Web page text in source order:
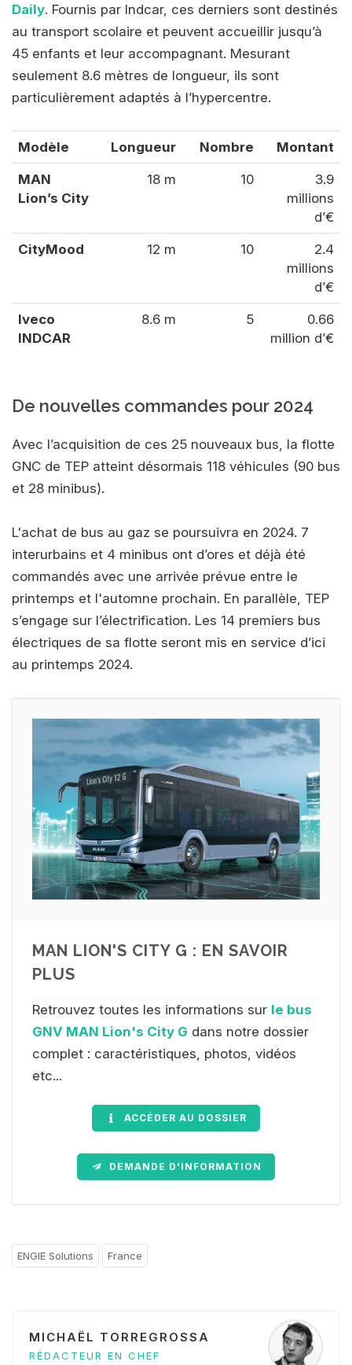
Daily. Fournis par Indcar, ces derniers sont destinés
au transport scolaire et peuvent accueillir jusqu’à
45 enfants et leur accompagnant. Mesurant
seulement 8.6 mètres de longueur, ils sont
particulièrement adaptés à l’hypercentre.
Modèle Longueur Nombre Montant
MAN
Lion’s City
18 m 10
3.9
millions
d’€
CityMood 12 m 10
2.4
millions
d’€
Iveco
INDCAR
8.6 m 5
0.66
million d’€
De nouvelles commandes pour 2024
Avec l’acquisition de ces 25 nouveaux bus, la flotte
GNC de TEP atteint désormais 118 véhicules (90 bus
et 28 minibus).
L'achat de bus au gaz se poursuivra en 2024. 7
interurbains et 4 minibus ont d’ores et déjà été
commandés avec une arrivée prévue entre le
printemps et l'automne prochain. En parallèle, TEP
s’engage sur l’électrification. Les 14 premiers bus
électriques de sa flotte seront mis en service d’ici
au printemps 2024.
MAN LION'S CITY G : EN SAVOIR
PLUS
Retrouvez toutes les informations sur le bus
GNV MAN Lion's City G dans notre dossier
complet : caractéristiques, photos, vidéos
etc...
ACCÉDER AU DOSSIER
DEMANDE D'INFORMATION
ENGIE Solutions France
MICHAËL TORREGROSSA
RÉDACTEUR EN CHEF